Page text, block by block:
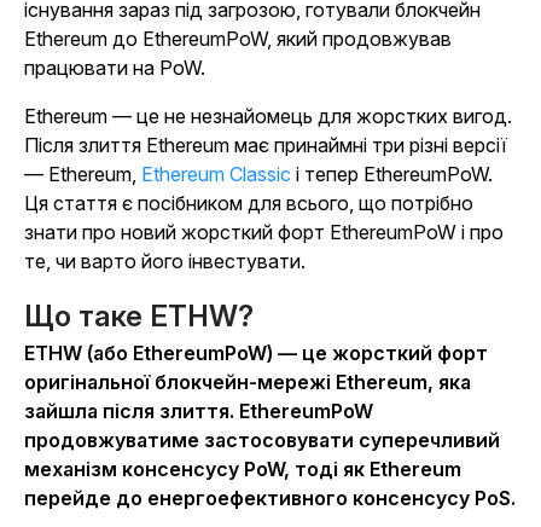
існування зараз під загрозою, готували блокчейн
Ethereum до EthereumPoW, який продовжував
працювати на PoW.
Ethereum — це не незнайомець для жорстких вигод.
Після злиття Ethereum має принаймні три різні версії
— Ethereum, Ethereum Classic і тепер EthereumPoW.
Ця стаття є посібником для всього, що потрібно
знати про новий жорсткий форт EthereumPoW і про
те, чи варто його інвестувати.
Що таке ETHW?
ETHW (або EthereumPoW) — це жорсткий форт
оригінальної блокчейн-мережі Ethereum, яка
зайшла після злиття. EthereumPoW
продовжуватиме застосовувати суперечливий
механізм консенсусу PoW, тоді як Ethereum
перейде до енергоефективного консенсусу PoS.